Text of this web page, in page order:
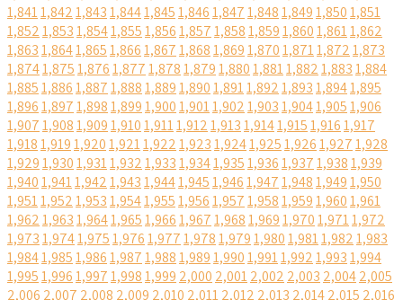
1,8411,8421,8431,8441,8451,8461,8471,8481,8491,8501,851
1,8521,8531,8541,8551,8561,8571,8581,8591,8601,8611,862
1,8631,8641,8651,8661,8671,8681,8691,8701,8711,8721,873
1,8741,8751,8761,8771,8781,8791,8801,8811,8821,8831,884
1,8851,8861,8871,8881,8891,8901,8911,8921,8931,8941,895
1,8961,8971,8981,8991,9001,9011,9021,9031,9041,9051,906
1,9071,9081,9091,9101,9111,9121,9131,9141,9151,9161,917
1,9181,9191,9201,9211,9221,9231,9241,9251,9261,9271,928
1,9291,9301,9311,9321,9331,9341,9351,9361,9371,9381,939
1,9401,9411,9421,9431,9441,9451,9461,9471,9481,9491,950
1,9511,9521,9531,9541,9551,9561,9571,9581,9591,9601,961
1,9621,9631,9641,9651,9661,9671,9681,9691,9701,9711,972
1,9731,9741,9751,9761,9771,9781,9791,9801,9811,9821,983
1,9841,9851,9861,9871,9881,9891,9901,9911,9921,9931,994
1,9951,9961,9971,9981,999 2,000 2,0012,002 2,003 2,0042,005
2,006 2,007 2,008 2,009 2,010 2,0112,012 2,013 2,0142,015 2,016